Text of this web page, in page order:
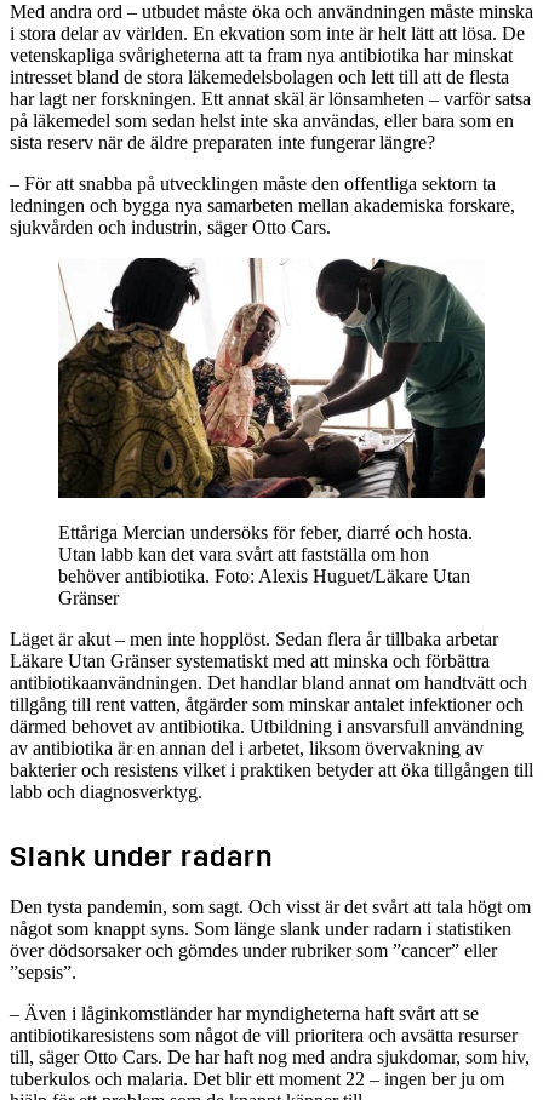
Med andra ord – utbudet måste öka och användningen måste minska
i stora delar av världen. En ekvation som inte är helt lätt att lösa. De
vetenskapliga svårigheterna att ta fram nya antibiotika har minskat
intresset bland de stora läkemedelsbolagen och lett till att de flesta
har lagt ner forskningen. Ett annat skäl är lönsamheten – varför satsa
på läkemedel som sedan helst inte ska användas, eller bara som en
sista reserv när de äldre preparaten inte fungerar längre?
– För att snabba på utvecklingen måste den offentliga sektorn ta
ledningen och bygga nya samarbeten mellan akademiska forskare,
sjukvården och industrin, säger Otto Cars.
Ettåriga Mercian undersöks för feber, diarré och hosta.
Utan labb kan det vara svårt att fastställa om hon
behöver antibiotika. Foto: Alexis Huguet/Läkare Utan
Gränser
Läget är akut – men inte hopplöst. Sedan flera år tillbaka arbetar
Läkare Utan Gränser systematiskt med att minska och förbättra
antibiotikaanvändningen. Det handlar bland annat om handtvätt och
tillgång till rent vatten, åtgärder som minskar antalet infektioner och
därmed behovet av antibiotika. Utbildning i ansvarsfull användning
av antibiotika är en annan del i arbetet, liksom övervakning av
bakterier och resistens vilket i praktiken betyder att öka tillgången till
labb och diagnosverktyg.
Slank under radarn
Den tysta pandemin, som sagt. Och visst är det svårt att tala högt om
något som knappt syns. Som länge slank under radarn i statistiken
över dödsorsaker och gömdes under rubriker som ”cancer” eller
”sepsis”.
– Även i låginkomstländer har myndigheterna haft svårt att se
antibiotikaresistens som något de vill prioritera och avsätta resurser
till, säger Otto Cars. De har haft nog med andra sjukdomar, som hiv,
tuberkulos och malaria. Det blir ett moment 22 – ingen ber ju om